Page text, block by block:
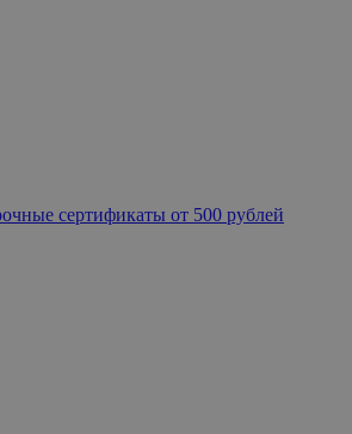
сертификаты от 500 рублей